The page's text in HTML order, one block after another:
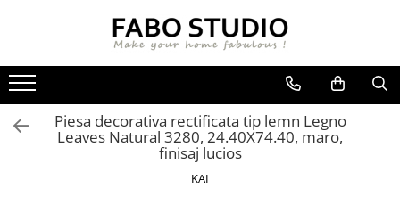
GRESIE INTERIOR
GRESIE EXTERIOR
FAIANTA
PIESE DECORATIVE
CANAPELE
CUIEREPiesa decorativa rectificata tip lemn Legno
Leaves Natural 3280, 24.40X74.40, maro,
finisaj lucios
KAI